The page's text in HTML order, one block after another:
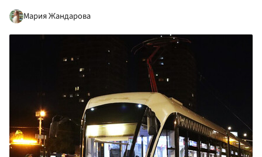
Мария Жандарова